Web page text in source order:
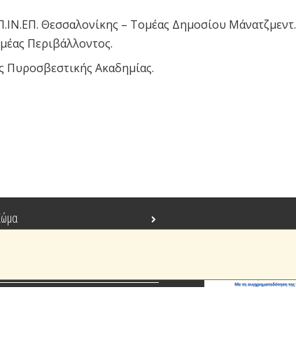
Θεσσαλονίκης – Τομέας Δημοσίου Μάνατζμεντ.
Περιβάλλοντος.
Ακαδημίας.